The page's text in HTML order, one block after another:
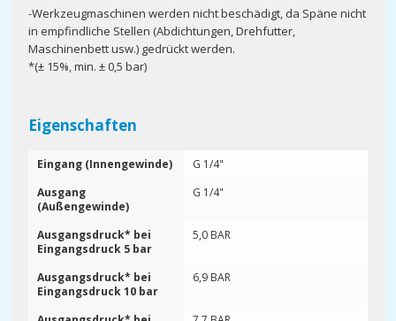
-Werkzeugmaschinen werden nicht beschädigt, da Späne nicht
in empfindliche Stellen (Abdichtungen, Drehfutter,
Maschinenbett usw.) gedrückt werden.
*(± 15%, min. ± 0,5 bar)
Eigenschaften
Eingang (Innengewinde)
G 1/4"
Ausgang
(Außengewinde)
G 1/4"
Ausgangsdruck* bei
Eingangsdruck 5 bar
5,0 BAR
Ausgangsdruck* bei
Eingangsdruck 10 bar
6,9 BAR